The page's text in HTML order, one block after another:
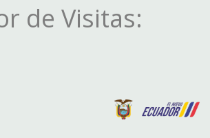
de Visitas: